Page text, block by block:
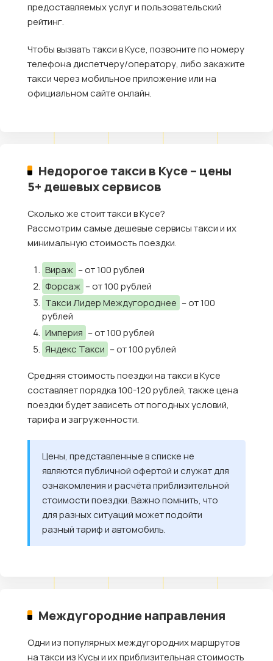
предоставляемых услуг и пользовательский
рейтинг.
Чтобы вызвать такси в Кусе, позвоните по номеру
телефона диспетчеру/оператору, либо закажите
такси через мобильное приложение или на
официальном сайте онлайн.
Недорогое такси в Кусе – цены
5+ дешевых сервисов
Сколько же стоит такси в Кусе?
Рассмотрим самые дешевые сервисы такси и их
минимальную стоимость поездки.
Вираж – от 100 рублей
Форсаж – от 100 рублей
Такси Лидер Междугороднее – от 100
рублей
Империя – от 100 рублей
Яндекс Такси – от 100 рублей
Средняя стоимость поездки на такси в Кусе
составляет порядка 100-120 рублей, также цена
поездки будет зависеть от погодных условий,
тарифа и загруженности.
Цены, представленные в списке не
являются публичной офертой и служат для
ознакомления и расчёта приблизительной
стоимости поездки. Важно помнить, что
для разных ситуаций может подойти
разный тариф и автомобиль.
Междугородние направления
Одни из популярных междугородних маршрутов
на такси из Кусы и их приблизительная стоимость